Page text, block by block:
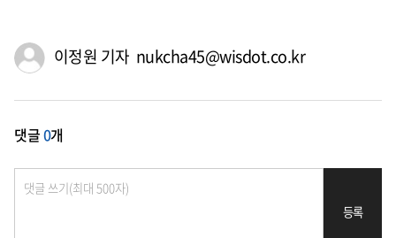
이정원 기자 nukcha45@wisdot.co.kr
댓글0개
등록